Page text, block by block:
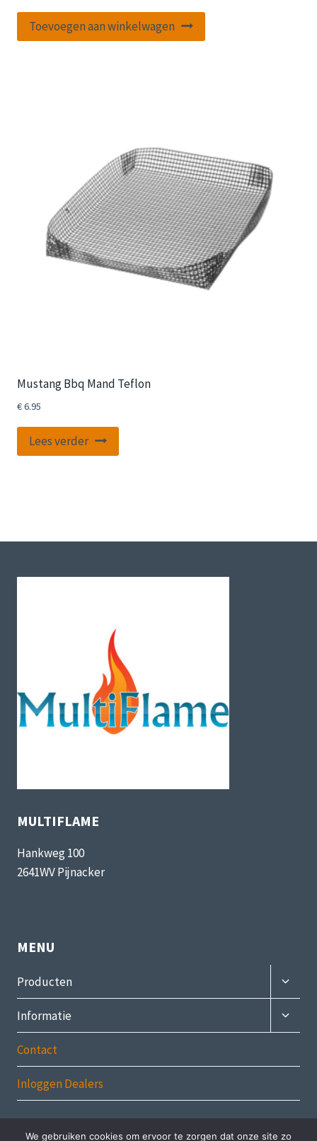
Toevoegen aan winkelwagen
Mustang Bbq Mand Teflon
€6.95
Lees verder
MULTIFLAME
Hankweg 100
2641WV Pijnacker
MENU
Producten
Informatie
Contact
Inloggen Dealers
We gebruiken cookies om ervoor te zorgen dat onze site zo